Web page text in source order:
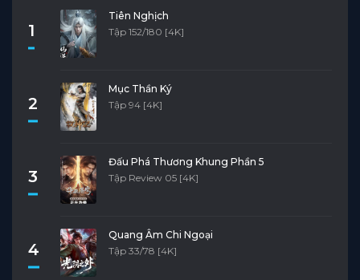
1
Tiên Nghịch
Tập 152/180 [4K]
2
Mục Thần Ký
Tập 94 [4K]
3
Đấu Phá Thương Khung Phần 5
Tập Review 05 [4K]
4
Quang Âm Chi Ngoại
Tập 33/78 [4K]